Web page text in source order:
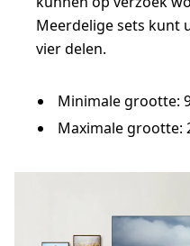
Meerdelige sets kunt
vier delen.
Minimale grootte:
Maximale grootte: